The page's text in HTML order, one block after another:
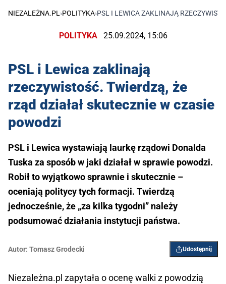
NIEZALEŻNA.PL ›POLITYKA›PSL I LEWICA ZAKLINAJĄ
POLITYKA 25.09.2024, 15:06
PSL i Lewica zaklinają
rzeczywistość. Twierdzą, że
rząd działał skutecznie w czasie
powodzi
PSL i Lewica wystawiają laurkę rządowi Donalda
Tuska za sposób w jaki działał w sprawie powodzi.
Robił to wyjątkowo sprawnie i skutecznie –
oceniają politycy tych formacji. Twierdzą
jednocześnie, że „za kilka tygodni” należy
podsumować działania instytucji państwa.
Autor: Tomasz Grodecki Udostępnij
Niezależna.pl zapytała o ocenę walki z powodzią